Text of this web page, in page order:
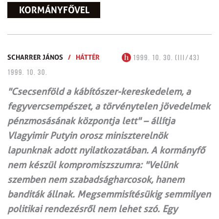
KORMÁNYFŐVEL
SCHARRER JÁNOS / HÁTTÉR
1999. 10. 30. (III/43)
1999. 10. 30.
"Csecsenföld a kábítószer-kereskedelem, a
fegyvercsempészet, a törvénytelen jövedelmek
pénzmosásának központja lett" – állítja
Vlagyimir Putyin orosz miniszterelnök
lapunknak adott nyilatkozatában. A kormányfő
nem készül kompromiszszumra: "Velünk
szemben nem szabadságharcosok, hanem
banditák állnak. Megsemmisítésükig semmilyen
politikai rendezésről nem lehet szó. Egy